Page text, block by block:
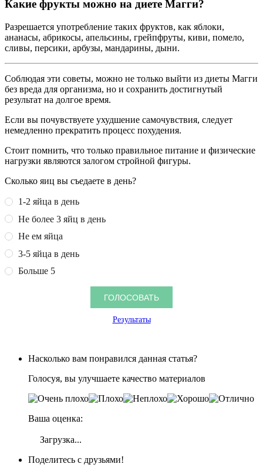
Какие фрукты можно на диете Магги?
Разрешается употребление таких фруктов, как яблоки,
ананасы, абрикосы, апельсины, грейпфруты, киви, помело,
сливы, персики, арбузы, мандарины, дыни.
Соблюдая эти советы, можно не только выйти из диеты Магги
без вреда для организма, но и сохранить достигнутый
результат на долгое время.
Если вы почувствуете ухудшение самочувствия, следует
немедленно прекратить процесс похудения.
Стоит помнить, что только правильное питание и физические
нагрузки являются залогом стройной фигуры.
Сколько яиц вы съедаете в день?
1-2 яйца в день
Не более 3 яйц в день
Не ем яйца
3-5 яйца в день
Больше 5
Результаты
Насколько вам понравился данная статья?
Голосуя, вы улучшаете качество материалов
Ваша оценка:
Загрузка...
Поделитесь с друзьями!